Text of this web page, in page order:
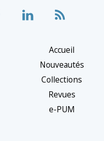
Accueil
Nouveautés
Collections
Revues
e-PUM